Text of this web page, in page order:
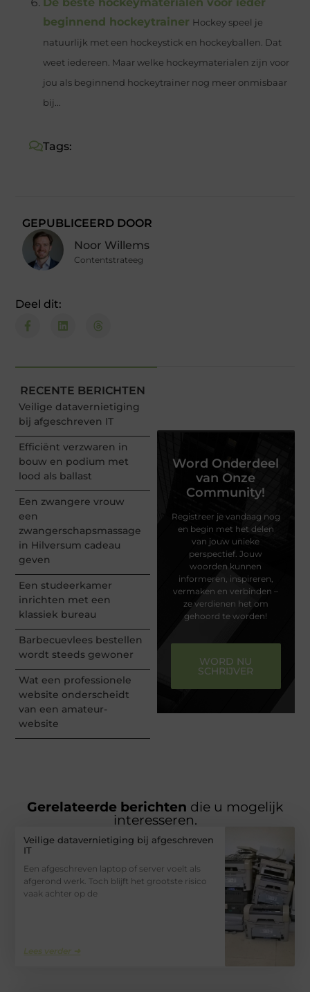
beginnend hockeytrainer Hockey speel je
natuurlijk met een hockeystick en hockeyballen. Dat
weet iedereen. Maar welke hockeymaterialen zijn voor
jou als beginnend hockeytrainer nog meer onmisbaar
bij...
Tags:
GEPUBLICEERD DOOR
Noor Willems
Contentstrateeg
Deel dit:
RECENTE BERICHTEN
Veilige datavernietiging
bij afgeschreven IT
Efficiënt verzwaren in
bouw en podium met
lood als ballast
Een zwangere vrouw
een
zwangerschapsmassage
in Hilversum cadeau
geven
Een studeerkamer
inrichten met een
klassiek bureau
Barbecuevlees bestellen
wordt steeds gewoner
Wat een professionele
website onderscheidt
van een amateur-
website
Word Onderdeel
van Onze
Community!
Registreer je vandaag nog
en begin met het delen
van jouw unieke
perspectief. Jouw
woorden kunnen
informeren, inspireren,
vermaken en verbinden –
ze verdienen het om
gehoord te worden!
WORD NU
SCHRIJVER
Gerelateerde berichten die u mogelijk
interesseren.
Veilige datavernietiging bij afgeschreven
IT
Een afgeschreven laptop of server voelt als
afgerond werk. Toch blijft het grootste risico
vaak achter op de
Lees verder ➜